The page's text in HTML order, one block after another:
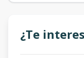
¿Te